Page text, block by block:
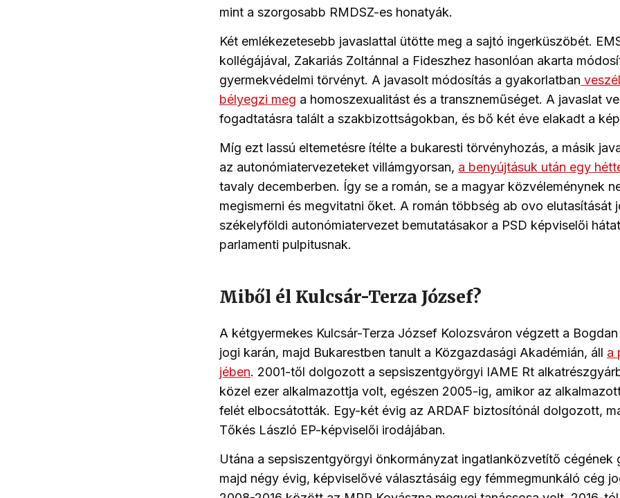
mint a szorgosabb RMDSZ-es honatyák.
Két emlékezetesebb javaslattal ütötte meg a sajtó ingerküszöbét.
kollégájával, Zakariás Zoltánnal a Fideszhez hasonlóan akarta
gyermekvédelmi törvényt. A javasolt módosítás a gyakorlatban
bélyegzi meg a homoszexualitást és a transzneműséget. A javaslat
fogadtatásra talált a szakbizottságokban, és bő két éve elakadt a
Míg ezt lassú eltemetésre ítélte a bukaresti törvényhozás, a másik
az autonómiatervezeteket villámgyorsan, a benyújtásuk után egy
tavaly decemberben. Így se a román, se a magyar közvéleménynek
megismerni és megvitatni őket. A román többség ab ovo elutasítását
székelyföldi autonómiatervezet bemutatásakor a PSD képviselői
parlamenti pulpitusnak.
Miből él Kulcsár-Terza József?
A kétgyermekes Kulcsár-Terza József Kolozsváron végzett a
jogi karán, majd Bukarestben tanult a Közgazdasági Akadémián, áll a
jében. 2001-től dolgozott a sepsiszentgyörgyi IAME Rt
közel ezer alkalmazottja volt, egészen 2005-ig, amikor az
felét elbocsátották. Egy-két évig az ARDAF biztosítónál dolgozott,
Tőkés László EP-képviselői irodájában.
Utána a sepsiszentgyörgyi önkormányzat ingatlanközvetítő cégének
majd négy évig, képviselővé választásáig egy fémmegmunkáló cég